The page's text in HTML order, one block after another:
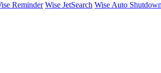
Reminder Wise JetSearch Wise Auto Shutdown